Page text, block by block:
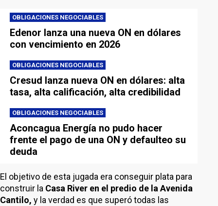
OBLIGACIONES NEGOCIABLES
Edenor lanza una nueva ON en dólares
con vencimiento en 2026
OBLIGACIONES NEGOCIABLES
Cresud lanza nueva ON en dólares: alta
tasa, alta calificación, alta credibilidad
OBLIGACIONES NEGOCIABLES
Aconcagua Energía no pudo hacer
frente el pago de una ON y defaulteo su
deuda
El objetivo de esta jugada era conseguir plata para
construir la Casa River en el predio de la Avenida
Cantilo, y la verdad es que superó todas las